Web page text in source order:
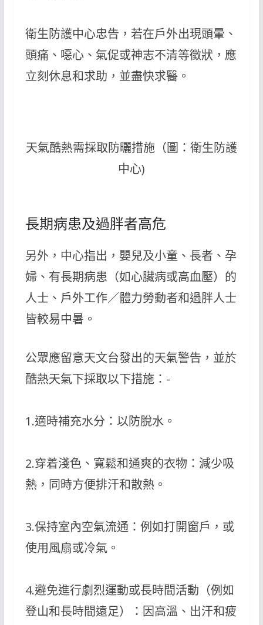
衛生防護中心忠告，若在戶外出現頭暈、
頭痛、噁心、氣促或神志不清等徵狀，應
立刻休息和求助，並盡快求醫。
天氣酷熱需採取防曬措施（圖：衛生防護
中心)
長期病患及過胖者高危
另外，中心指出，嬰兒及小童、長者、孕
婦、有長期病患（如心臟病或高血壓）的
人士、戶外工作／體力勞動者和過胖人士
皆較易中暑。
公眾應留意天文台發出的天氣警告，並於
酷熱天氣下採取以下措施：-
1.適時補充水分：以防脫水。
2.穿着淺色、寬鬆和通爽的衣物：減少吸
熱，同時方便排汗和散熱。
3.保持室內空氣流通：例如打開窗戶，或
使用風扇或冷氣。
4.避免進行劇烈運動或長時間活動（例如
登山和長時間遠足）：因高溫、出汗和疲